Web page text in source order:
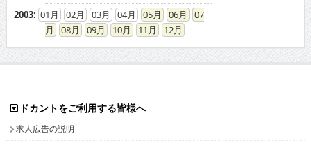
2003: 01 02 03 04 05 06
07
08
09 10 11 12
ドカントをご利用する皆様へ
求人広告の説明